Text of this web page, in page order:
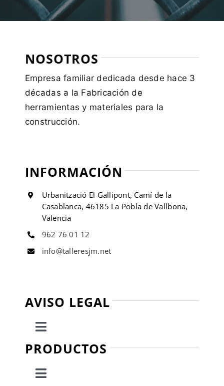
NOSOTROS
Empresa familiar dedicada desde hace 3
décadas a la Fabricación de
herramientas y materiales para la
construcción.
INFORMACIÓN
Urbanització El Gallipont, Camí de la
Casablanca, 46185 La Pobla de Vallbona,
Valencia
962 76 01 12
info@talleresjm.net
AVISO LEGAL
Toggle
Política de privacidad
PRODUCTOS
Toggle